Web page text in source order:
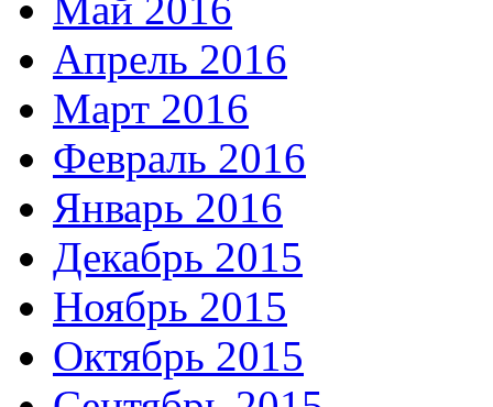
Апрель 2016
Март 2016
Февраль 2016
Январь 2016
Декабрь 2015
Ноябрь 2015
Октябрь 2015